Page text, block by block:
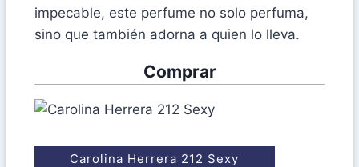
impecable, este perfume no solo perfuma,
sino que también adorna a quien lo lleva.
Comprar
Carolina Herrera 212 Sexy